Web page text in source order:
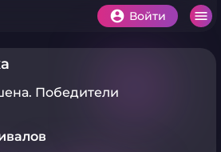
Войти
Победители